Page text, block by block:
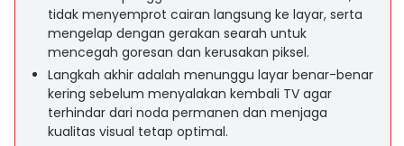
tidak menyemprot cairan langsung ke layar, serta
mengelap dengan gerakan searah untuk
mencegah goresan dan kerusakan piksel.
Langkah akhir adalah menunggu layar benar-benar
kering sebelum menyalakan kembali TV agar
terhindar dari noda permanen dan menjaga
kualitas visual tetap optimal.